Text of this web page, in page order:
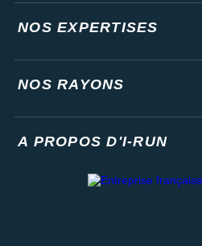
NOS EXPERTISES
NOS RAYONS
A PROPOS D'I-RUN